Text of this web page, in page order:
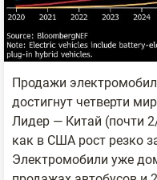
Продажи
достигнут четверти
Лидер — Китай (почти
как в США рост резко
Электромобили уже